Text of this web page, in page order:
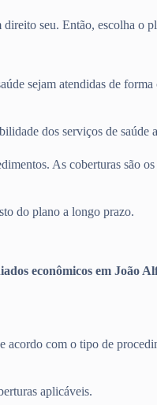
seu. Então, escolha o
sejam atendidas de
dos serviços de saúde
As coberturas são
do plano a longo prazo.
econômicos em João
com o tipo de
aplicáveis.